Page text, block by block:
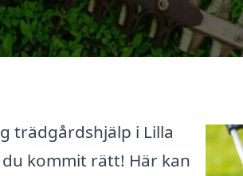
trädgårdshjälp i Lilla
kommit rätt! Här kan